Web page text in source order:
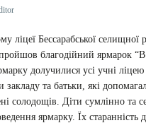
ліцеї Бессарабської селищної
благодійний ярмарок “В
долучилися усі учні ліцею
закладу та батьки, які
солодощів. Діти сумлінно та
ярмарку. Їх старанність